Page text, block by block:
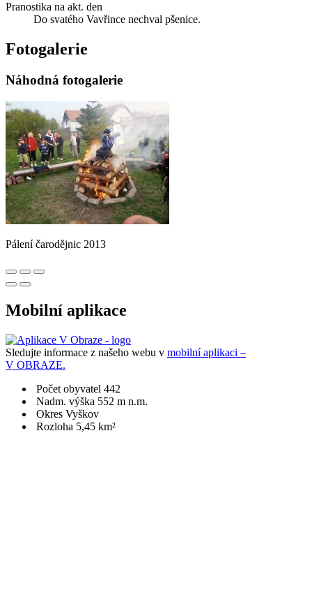
Pranostika na akt. den
Do svatého Vavřince nechval pšenice.
Fotogalerie
Náhodná fotogalerie
Pálení čarodějnic 2013
Mobilní aplikace
Sledujte informace z našeho webu v mobilní aplikaci –
V OBRAZE.
Počet obyvatel 442
Nadm. výška 552 m n.m.
Okres Vyškov
Rozloha 5,45 km²